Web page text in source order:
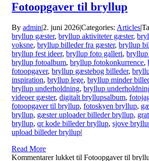
Fotoopgaver til bryllup
Byadmin|2. juni 2026|Categories: Articles|
bryllup gæster,bryllup aktiviteter gæster,
voksne,bryllup billeder fra gæster,bryllup
bryllup fest ideer,bryllup foto galleri,bryllup
bryllup fotoalbum,bryllup fotokonkurrence,
fotoopgaver,bryllup gæstebog billeder,
inspiration,bryllup lege,bryllup minder
bryllup underholdning,bryllup
videoer gæster,digitalt bryllupsalbum,
fotoopgaver til bryllup,fotoskyen bryllup,
bryllup, gæster uploader billeder bryllup,
bryllup,qr kode billeder bryllup,sjove
upload billeder bryllup|
Read More
Kommentarer lukket til Fotoopgaver til